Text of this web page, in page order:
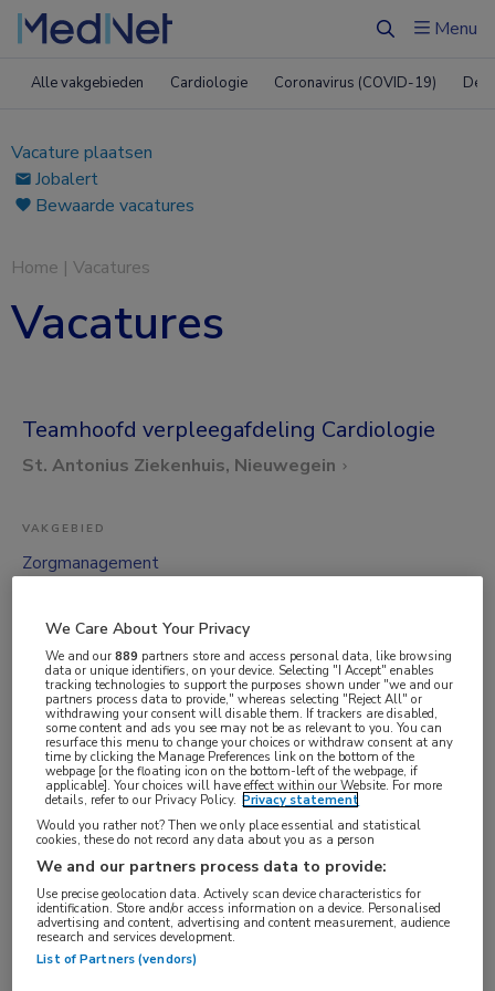
ZoekenMenu
Alle vakgebieden Cardiologie Coronavirus (COVID-19)
Vacature plaatsen
Jobalert
Bewaarde vacatures
Home | Vacatures
Vacatures
Teamhoofd verpleegafdeling Cardiologie
St. Antonius Ziekenhuis, Nieuwegein
VAKGEBIED
Zorgmanagement
Teammanager
BRANCHE
Ziekenhuis
AANSTELLING
Vaste aanstelling
PLAATSINGSDATUM
9 januari 2026
NIVEAU
HBO
ERVARING
Senior
DIENSTVERBAND
We Care About Your Privacy
We and our889 partners store and access personal data, like browsing
data or unique identifiers, on your device. Selecting "I Accept" enables
tracking technologies to support the purposes shown under "we and our
partners process data to provide," whereas selecting "Reject All" or
withdrawing your consent will disable them. If trackers are disabled,
some content and ads you see may not be as relevant to you. You can
resurface this menu to change your choices or withdraw consent at any
time by clicking the Manage Preferences link on the bottom of the
webpage [or the floating icon on the bottom-left of the webpage, if
applicable]. Your choices will have effect within our Website. For more
details, refer to our Privacy Policy. Privacy statement
Would you rather not? Then we only place essential and statistical
cookies, these do not record any data about you as a person
We and our partners process data to provide:
Use precise geolocation data. Actively scan device characteristics for
identification. Store and/or access information on a device. Personalised
advertising and content, advertising and content measurement, audience
research and services development.
List of Partners (vendors)